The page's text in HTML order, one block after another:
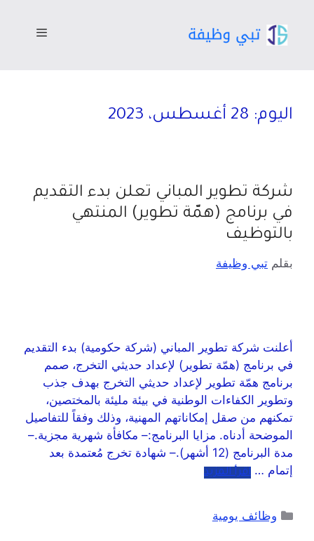
اليوم: 28 أغسطس، 2023
شركة تطوير المباني تعلن بدء التقديم
في برنامج (همّة تطوير) المنتهي
بالتوظيف
بقلم تبي وظيفة
أعلنت شركة تطوير المباني (شركة حكومية) بدء التقديم
في برنامج (همّة تطوير) لإعداد حديثي التخرج، صمم
برنامج همّة تطوير لإعداد حديثي التخرج بهدف جذب
وتطوير الكفاءات الوطنية في بيئة مليئة بالمختصين،
تمكنهم من صقل إمكاناتهم المهنية، وذلك وفقاً للتفاصيل
الموضحة أدناه. مزايا البرنامج:– مكافأة شهرية مجزية.–
مدة البرنامج (12 أشهر).– شهادة تخرج مُعتمدة بعد
إتمام … اقرأ المزيد
وظائف يومية